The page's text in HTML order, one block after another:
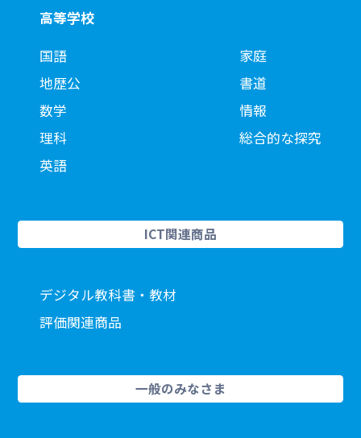
高等学校
国語
地歴公
数学
理科
英語
家庭
書道
情報
総合的な探究
ICT関連商品
デジタル教科書・教材
評価関連商品
一般のみなさま